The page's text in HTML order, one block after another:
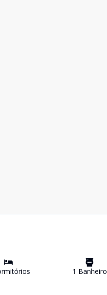
s 1 Banheiro